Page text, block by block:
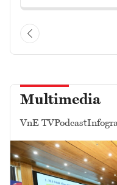
Multimedia
VnE TVPodcast